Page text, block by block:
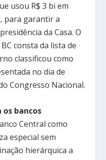
usou R$ 3 bi em
para garantir a
da Casa. O
consta da lista de
classificou como
no dia de
Congresso Nacional.
os bancos
Central como
especial sem
hierárquica a